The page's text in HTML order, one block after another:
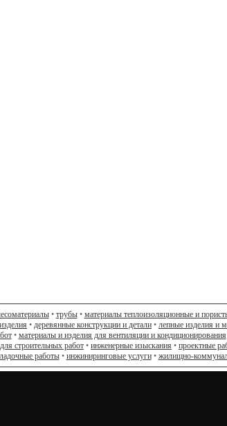
• трубы• материалы теплоизоляционные и
• деревянные конструкции и детали • лепные изделия и
• материалы и изделия для вентиляции и кондиционирования
строительных работ • инженерные изыскания • проектные
работы• инжиниринговые услуги• жилищно-